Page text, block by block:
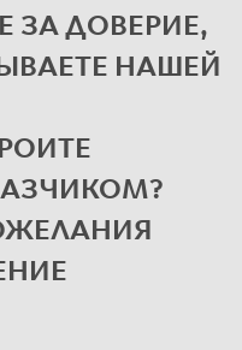
ЗА ДОВЕРИЕ,
НАШЕЙ